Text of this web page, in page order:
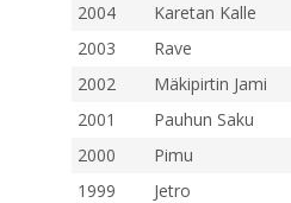
2004
Karetan Kalle
2003
Rave
2002
Mäkipirtin Jami
2001
Pauhun Saku
2000
Pimu
1999
Jetro